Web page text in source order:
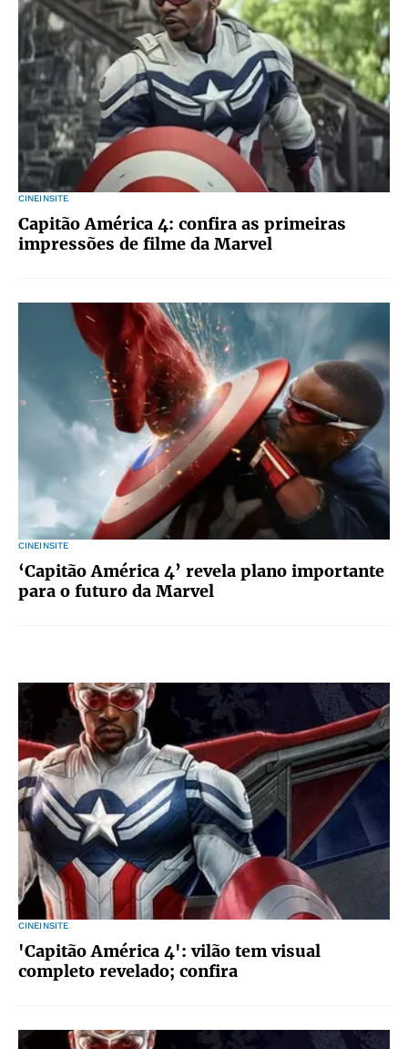
CINEINSITE
Capitão América 4: confira as primeiras
impressões de filme da Marvel
CINEINSITE
‘Capitão América 4’ revela plano importante
para o futuro da Marvel
CINEINSITE
'Capitão América 4': vilão tem visual
completo revelado; confira